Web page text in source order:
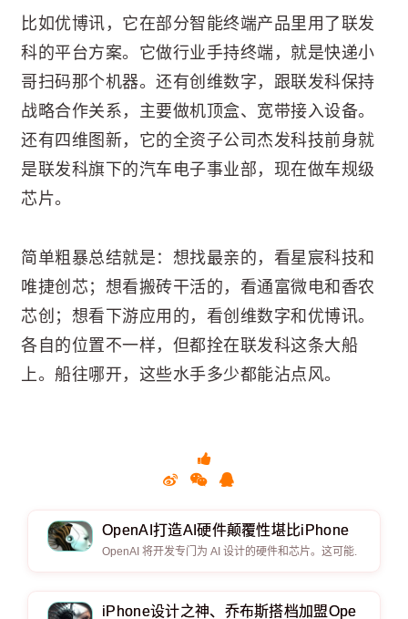
比如优博讯，它在部分智能终端产品里用了联发
科的平台方案。它做行业手持终端，就是快递小
哥扫码那个机器。还有创维数字，跟联发科保持
战略合作关系，主要做机顶盒、宽带接入设备。
还有四维图新，它的全资子公司杰发科技前身就
是联发科旗下的汽车电子事业部，现在做车规级
芯片。
简单粗暴总结就是：想找最亲的，看星宸科技和
唯捷创芯；想看搬砖干活的，看通富微电和香农
芯创；想看下游应用的，看创维数字和优博讯。
各自的位置不一样，但都拴在联发科这条大船
上。船往哪开，这些水手多少都能沾点风。
OpenAI打造AI硬件颠覆性堪比iPhone
OpenAI 将开发专门为 AI 设计的硬件和芯片。这可能.
iPhone设计之神、乔布斯搭档加盟Ope